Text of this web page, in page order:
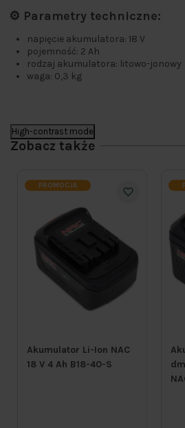
⚙️ Parametry techniczne:
napięcie akumulatora: 18 V
pojemność: 2 Ah
rodzaj akumulatora: litowo-jonowy
waga: 0,3 kg
High-contrast mode
Zobacz także
PROMOCJA
Akumulator Li-Ion NAC
18 V 4 Ah B18-40-S